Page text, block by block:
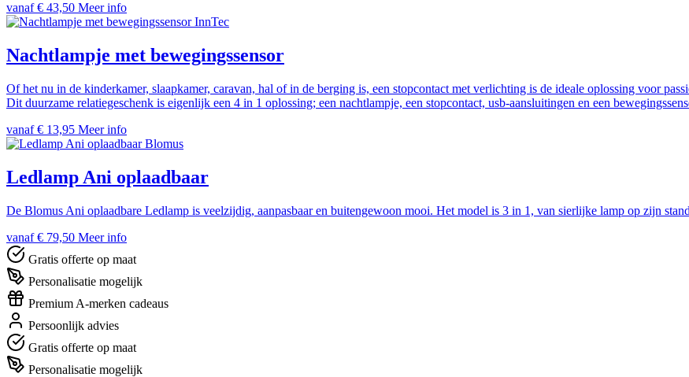
vanaf € 43,50 Meer info
InnTec
Nachtlampje met bewegingssensor
Of het nu in de kinderkamer, slaapkamer, caravan, hal of in de berging is, een stopcontact met verlichting is de ideale oplossing voor
Dit duurzame relatiegeschenk is eigenlijk een 4 in 1 oplossing; een nachtlampje, een stopcontact, usb-aansluitingen en een
vanaf € 13,95 Meer info
Blomus
Ledlamp Ani oplaadbaar
De Blomus Ani oplaadbare Ledlamp is veelzijdig, aanpasbaar en buitengewoon mooi. Het model is 3 in 1, van sierlijke lamp op zijn
vanaf € 79,50 Meer info
Gratis offerte op maat
Personalisatie mogelijk
Premium A-merken cadeaus
Persoonlijk advies
Gratis offerte op maat
Personalisatie mogelijk